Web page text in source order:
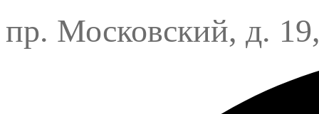
пр. Московский, д.